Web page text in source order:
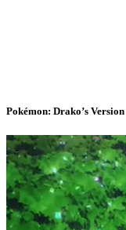
Pokémon: Drako’s Version